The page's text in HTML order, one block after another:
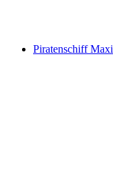
Piratenschiff Maxi